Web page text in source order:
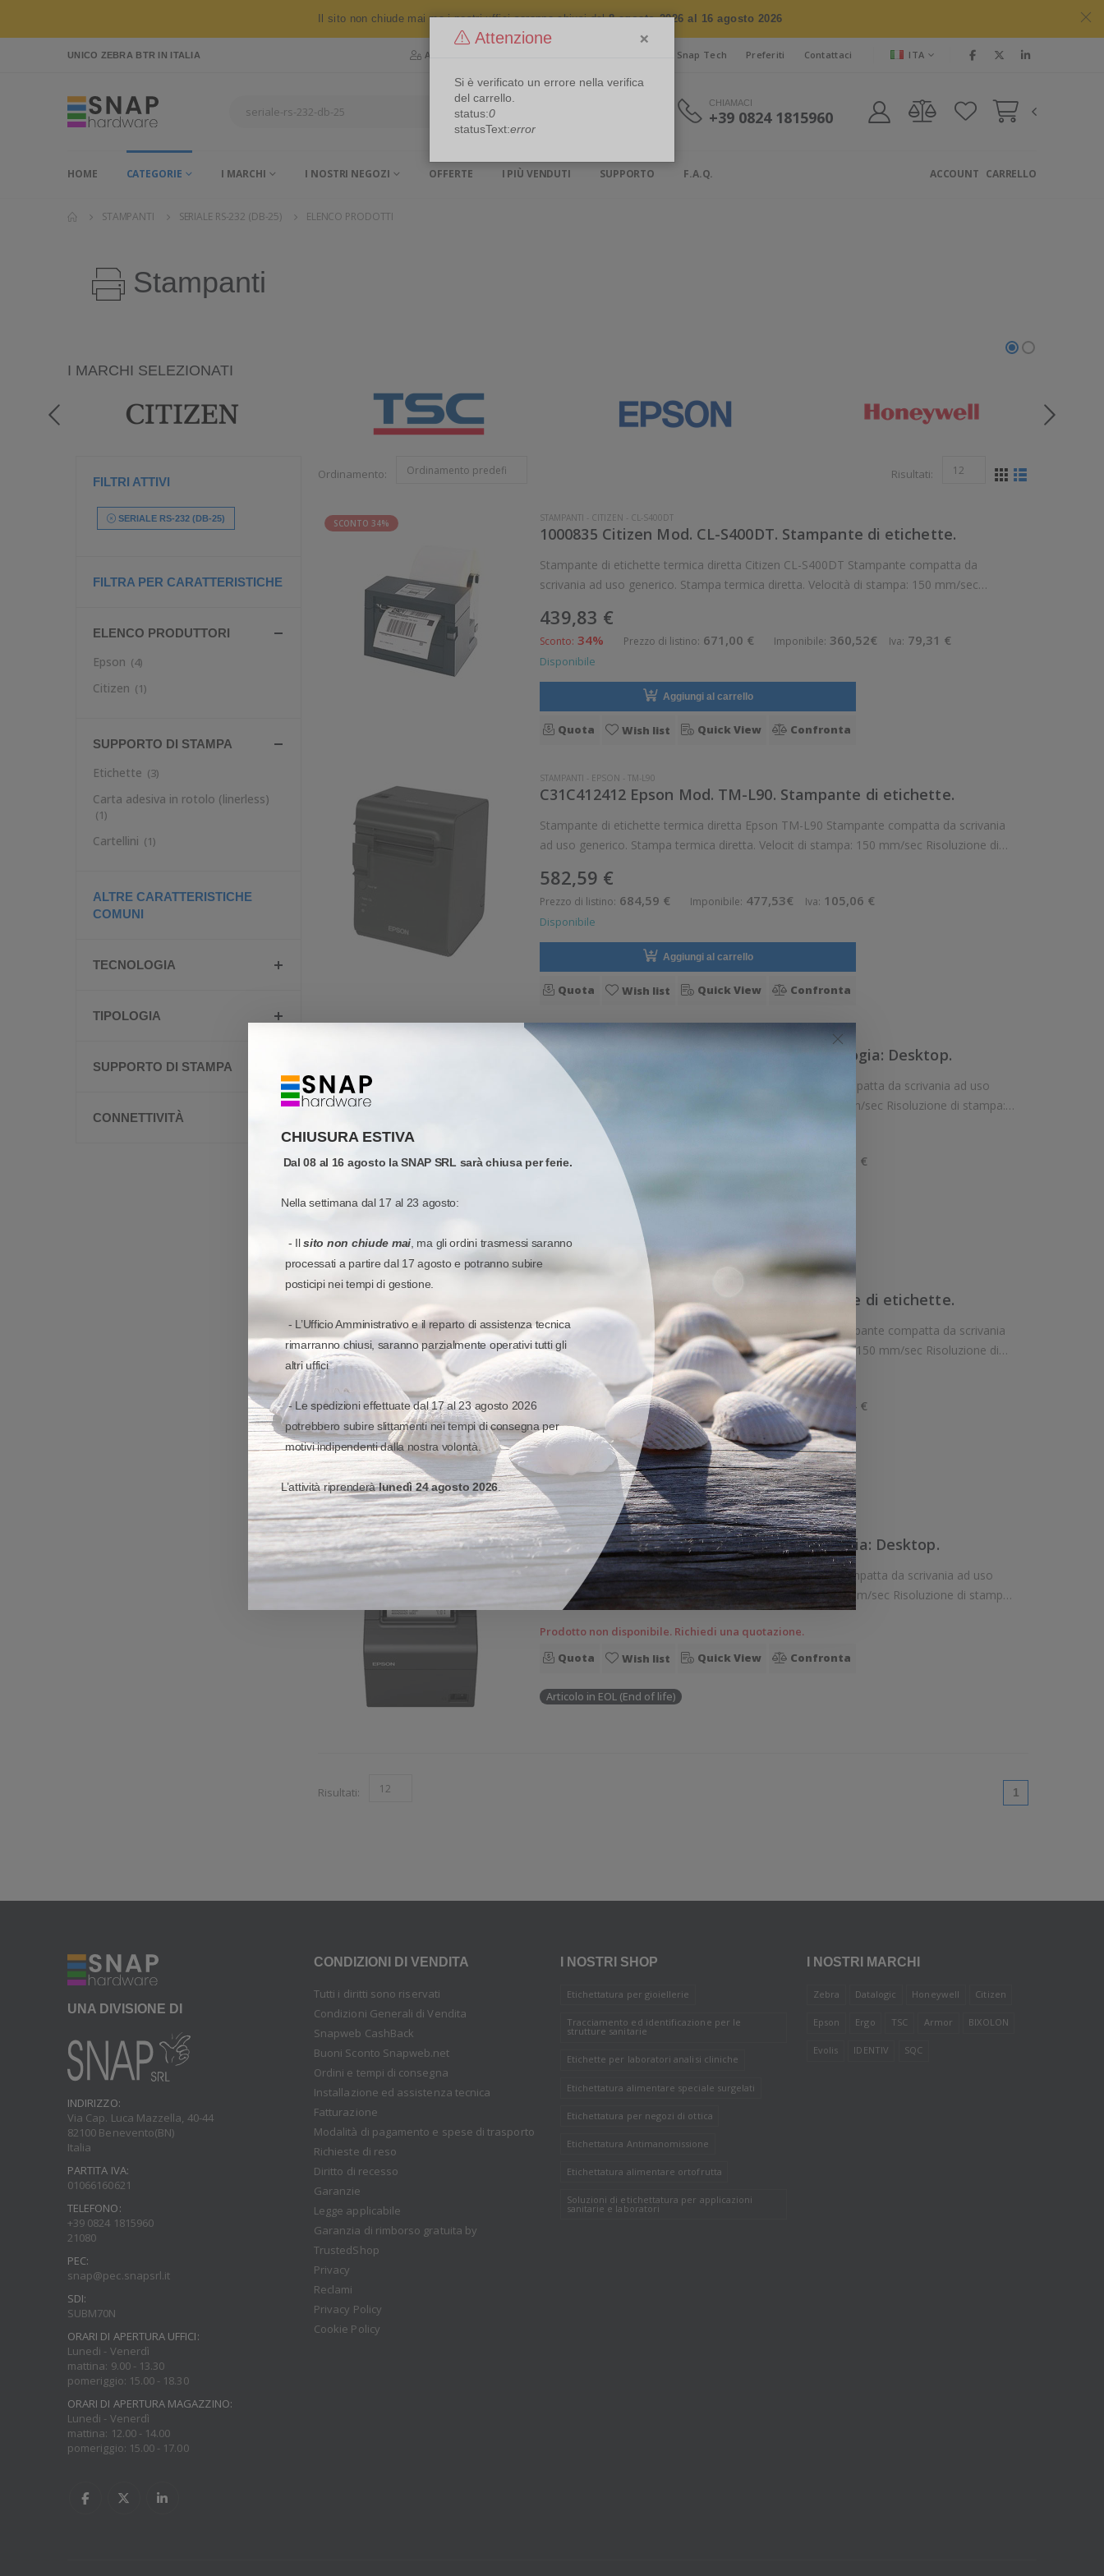
CHIUSURA ESTIVA
Dal 08 al 16 agosto la SNAP SRL sarà chiusa per ferie.
Nella settimana dal 17 al 23 agosto:
- Ilsito non chiude mai , ma gli ordini trasmessi saranno
processati a partire dal 17 agosto e potranno subire
posticipi nei tempi di gestione.
- L’Ufficio Amministrativo e il reparto di assistenza tecnica
rimarranno chiusi, saranno parzialmente operativi tutti gli
altri uffici
- Le spedizioni effettuate dal 17 al 23 agosto 2026
potrebbero subire slittamenti nei tempi di consegna per
motivi indipendenti dalla nostra volontà.
L’attività riprenderàlunedì 24 agosto 2026.
Il sito non chiude mai ma i nostri uffici saranno chiusi dal8 agosto 2026 al 16 agosto 2026
UNICO ZEBRA BTR IN ITALIA Area Riservata Snap Tech Preferiti Contattaci ITA
CHIAMACI
+39 0824 1815960
HOME CATEGORIE I MARCHI I NOSTRI NEGOZI OFFERTE I PIÙ VENDUTI SUPPORTO F.A.Q. CARRELLO
ACCOUNT
STAMPANTI SERIALE RS-232 (DB-25) ELENCO PRODOTTI
Stampanti
I MARCHI SELEZIONATI
Ordinamento: Risultati:
SCONTO 34% STAMPANTI - CITIZEN - CL-S400DT
1000835 Citizen Mod. CL-S400DT. Stampante di etichette.
Stampante di etichette termica diretta Citizen CL-S400DT Stampante compatta da
scrivania ad uso generico. Stampa termica diretta. Velocità di stampa: 150 mm/sec
439,83 €
Sconto: 34% Prezzo di listino: 671,00 € Imponibile: 360,52€ Iva: 79,31 €
Disponibile
Aggiungi al carrello
Quota Wish list Quick View Confronta
STAMPANTI - EPSON - TM-L90
C31C412412 Epson Mod. TM-L90. Stampante di etichette.
Stampante di etichette termica diretta Epson TM-L90 Stampante compatta da scrivania
ad uso generico. Stampa termica diretta. Velocit di stampa: 150 mm/sec Risoluzione di
582,59 €
Prezzo di listino: 684,59 € Imponibile: 477,53€ Iva: 105,06 €
Disponibile
Aggiungi al carrello
Quota Wish list Quick View Confronta
C31CD38025A0 Epson Mod. TM-T70II. Tipologia: Desktop.
Stampante termica diretta Epson TM-T70II Stampante compatta da scrivania ad uso
generico. Stampa termica diretta. Velocit di stampa: 250 mm/sec Risoluzione di stampa: 7
253,58 €
Prezzo di listino: 294,00 € 45,73 €
Wish list
C31C412682 Epson Mod. TM-L90. Stampante di etichette.
Stampante di etichette termica diretta Epson TM-L90 Stampante compatta da scrivania
ad uso generico. Stampa termica diretta. Velocit di stampa: 150 mm/sec Risoluzione di
stampa: 8 dot/mm Supporto di stampa: Carta adesiva in rotolo (linerless),
472,14 €
Prezzo di listino:547,40 € Imponibile:387,00€ Iva: 85,14 €
Aggiungi al carrello
Quota Wish list Quick View Confronta
STAMPANTI-EPSON-TM-T20III
C31CH51011 Epson Mod. TM-T20III. Tipologia: Desktop.
Stampante termica diretta Epson TM-T20III Stampante compatta da scrivania ad uso
generico. Stampa termica diretta. Velocità di stampa: 250 mm/sec Risoluzione di stampa:
8 dot/mm Supporto di stampa: Ricevute Connettività: Seriale RS-232 (DB-25),
Prodotto non disponibile. Richiedi una quotazione.
Quota
Wish list Quick View Confronta
Articolo in EOL (End of life)
Risultati: 1
FILTRI ATTIVI
SERIALE RS-232 (DB-25)
FILTRA PER CARATTERISTICHE
ELENCO PRODUTTORI
Epson (4)
Citizen (1)
SUPPORTO DI STAMPA
Etichette (3)
Carta adesiva in rotolo (linerless)
(1)
Cartellini (1)
ALTRE CARATTERISTICHE
COMUNI
TECNOLOGIA
TIPOLOGIA
SUPPORTO DI STAMPA
CONNETTIVITÀ
UNA DIVISIONE DI
INDIRIZZO:
Via Cap. Luca Mazzella, 40-44
82100 Benevento(BN)
Italia
PARTITA IVA:
01066160621
TELEFONO:
+39 0824 1815960
21080
PEC:
snap@pec.snapsrl.it
SDI:
SUBM70N
ORARI DI APERTURA UFFICI:
Lunedi - Venerdì
mattina: 9.00 - 13.30
pomeriggio: 15.00 - 18.30
ORARI DI APERTURA MAGAZZINO:
Lunedi - Venerdì
mattina: 12.00 - 14.00
pomeriggio: 15.00 - 17.00
CONDIZIONI DI VENDITA
Tutti i diritti sono riservati
Condizioni Generali di Vendita
Snapweb CashBack
Buoni Sconto Snapweb.net
Ordini e tempi di consegna
Installazione ed assistenza tecnica
Fatturazione
Modalità di pagamento e spese di trasporto
Richieste di reso
Diritto di recesso
Garanzie
Legge applicabile
Garanzia di rimborso gratuita by
TrustedShop
Privacy
Reclami
Privacy Policy
Cookie Policy
I NOSTRI SHOP
Etichettatura per gioiellerie
Tracciamento ed identificazione per le
strutture sanitarie
Etichette per laboratori analisi cliniche
Etichettatura alimentare speciale surgelati
Etichettatura per negozi di ottica
Etichettatura Antimanomissione
Etichettatura alimentare ortofrutta
Soluzioni di etichettatura per applicazioni
sanitarie e laboratori
I NOSTRI MARCHI
Zebra Datalogic Honeywell Citizen
Epson Ergo TSC Armor BIXOLON
Evolis IDENTIV SQC
Attenzione ×
Si è verificato un errore nella verifica
del carrello.
status:0
statusText:error